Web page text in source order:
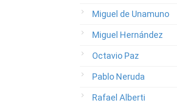
Miguel de Unamuno
Miguel Hernández
Octavio Paz
Pablo Neruda
Rafael Alberti